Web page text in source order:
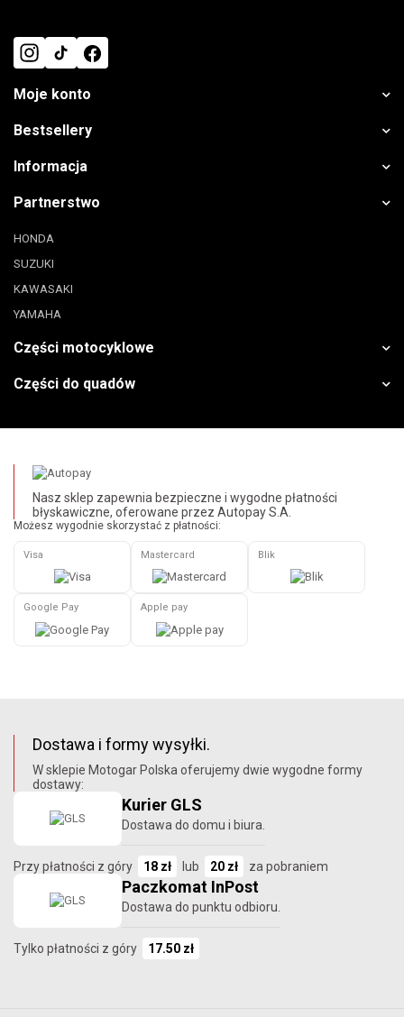
Moje konto
Bestsellery
Informacja
Partnerstwo
HONDA
SUZUKI
KAWASAKI
YAMAHA
Części motocyklowe
Części do quadów
Nasz sklep zapewnia bezpieczne i wygodne płatności
błyskawiczne, oferowane przez Autopay S.A.
Możesz wygodnie skorzystać z płatności:
Visa Mastercard Blik
Google Pay Apple pay
Dostawa i formy wysyłki.
W sklepie Motogar Polska oferujemy dwie wygodne formy
dostawy:
Kurier GLS
Dostawa do domu i biura.
Przy płatności z góry 18 zł lub 20 zł za pobraniem
Paczkomat InPost
Dostawa do punktu odbioru.
Tylko płatności z góry 17.50 zł